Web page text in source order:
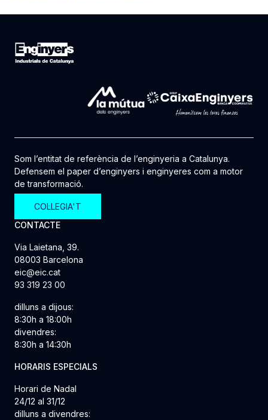
Som l’entitat de referència de l’enginyeria a Catalunya.
Defensem el paper d’enginyers i enginyeres com a motor
de transformació.
COL·LEGIA'T
CONTACTE
Via Laietana, 39.
08003 Barcelona
eic@eic.cat
93 319 23 00
dilluns a dijous:
8:30h a 18:00h
divendres:
8:30h a 14:30h
HORARIS ESPECIALS
Horari de Nadal
24/12 al 31/12
dilluns a divendres: